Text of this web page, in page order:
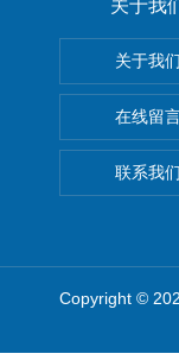
关于我
关于我们
在线留
联系我们
Copyright ©